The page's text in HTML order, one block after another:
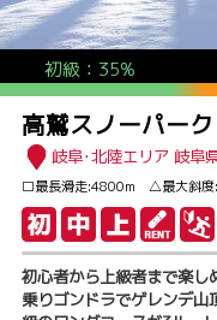
初級：35%
高鷲スノーパーク
岐阜･北陸エリア 岐阜
□最長滑走:4800m △最大斜
初心者から上級者まで楽
乗りゴンドラでゲレンデ